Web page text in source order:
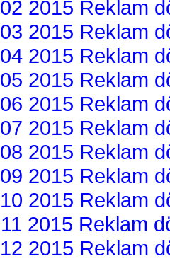
02 2015 Reklam
03 2015 Reklam
04 2015 Reklam
05 2015 Reklam
06 2015 Reklam
07 2015 Reklam
08 2015 Reklam
09 2015 Reklam
10 2015 Reklam
11 2015 Reklam
12 2015 Reklam